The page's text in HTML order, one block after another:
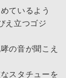
ているよう
え立つゴジ
の音が聞こえ
スタチューを